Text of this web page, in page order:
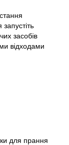
засобів
відходами
для прання